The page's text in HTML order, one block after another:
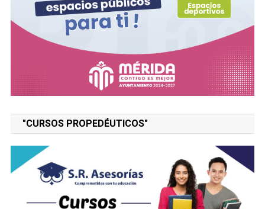
"CURSOS PROPEDÉUTICOS"